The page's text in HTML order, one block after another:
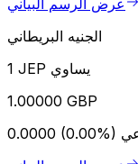
الجنيه البريطاني
1 JEP يساوي
1.00000 GBP
0.0000 (0.00%)